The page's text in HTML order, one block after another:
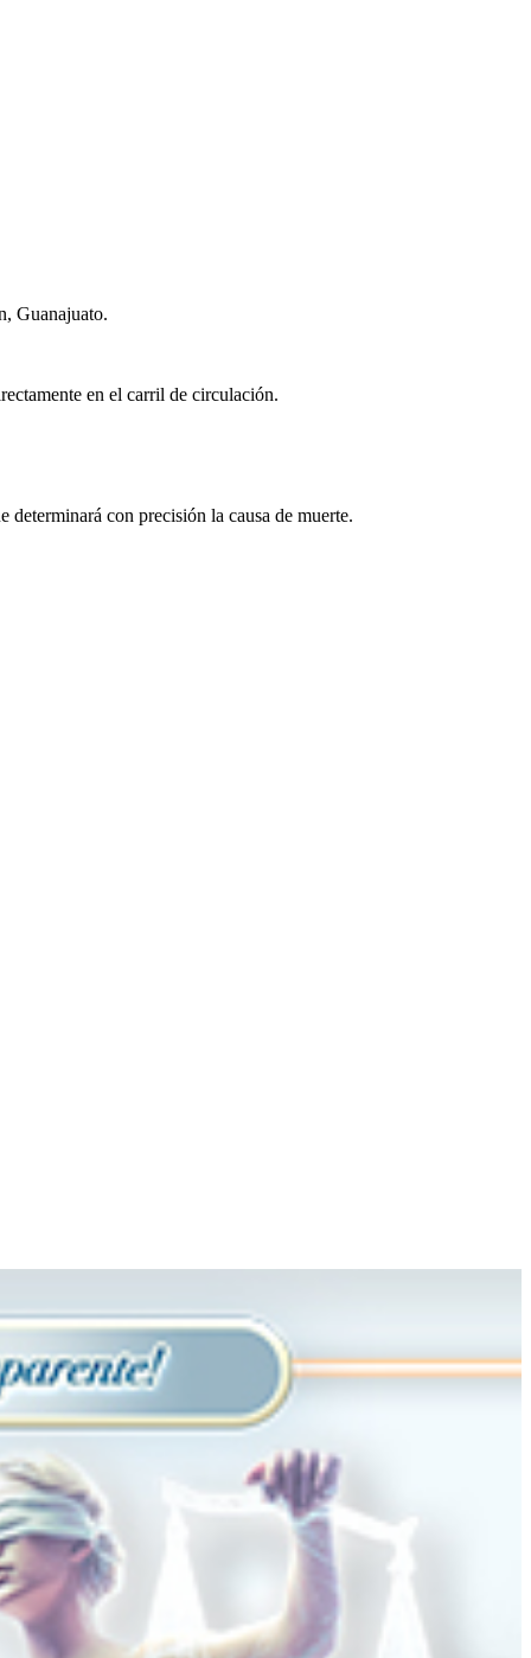
Guanajuato.
en el carril de circulación.
con precisión la causa de muerte.